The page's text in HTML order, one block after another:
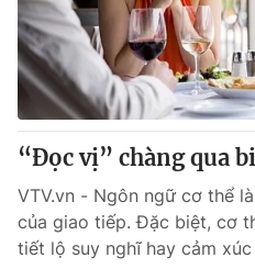
“Đọc vị” chàng qua
VTV.vn - Ngôn ngữ cơ thể
của giao tiếp. Đặc biệt, cơ
tiết lộ suy nghĩ hay cảm